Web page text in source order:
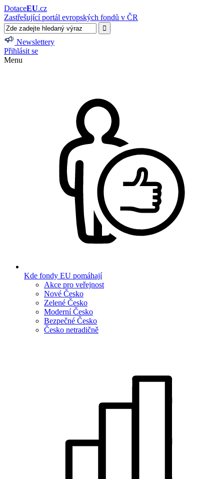
DotaceEU.cz
Zastřešující portál evropských fondů v ČR
Newslettery
Přihlásit se
Menu
Kde fondy EU pomáhají
Akce pro veřejnost
Nové Česko
Zelené Česko
Moderní Česko
Bezpečné Česko
Česko netradičně